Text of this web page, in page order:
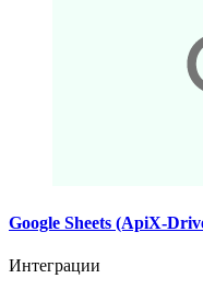
Google Sheets (ApiX-
Интеграции